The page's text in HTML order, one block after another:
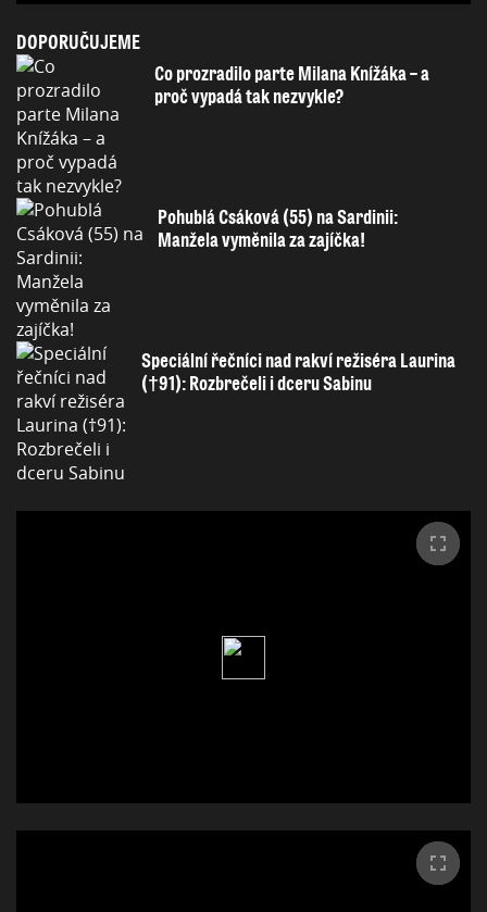
DOPORUČUJEME
Co prozradilo parte Milana Knížáka – a
proč vypadá tak nezvykle?
Pohublá Csáková (55) na Sardinii:
Manžela vyměnila za zajíčka!
Speciální řečníci nad rakví režiséra Laurina
(†91): Rozbrečeli i dceru Sabinu